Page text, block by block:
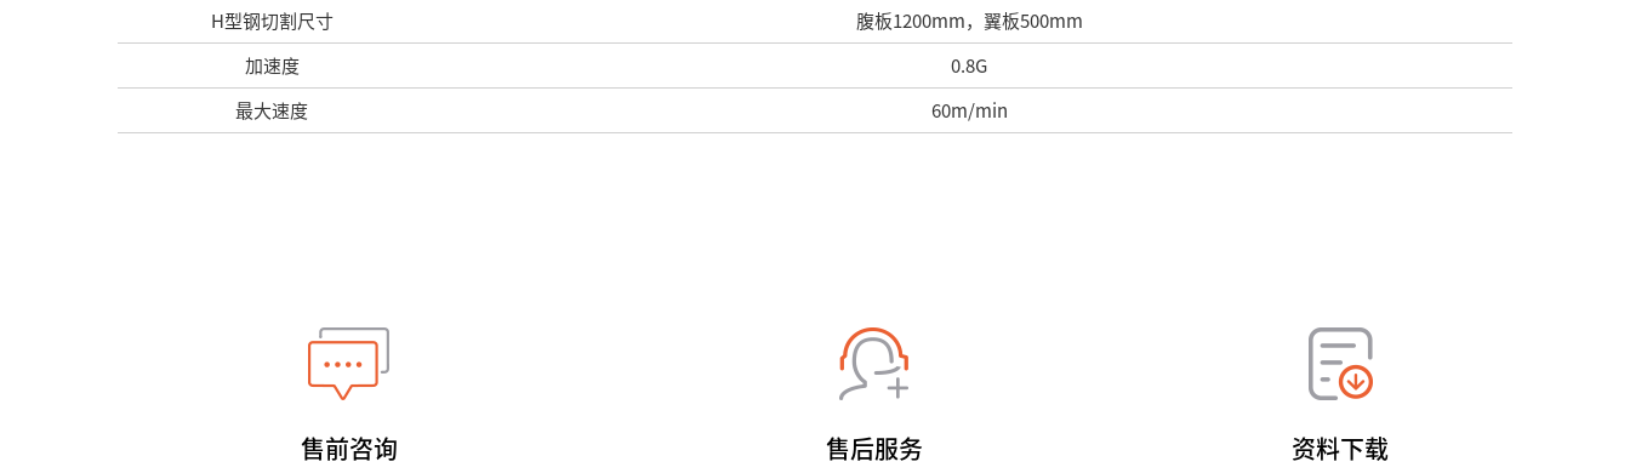
H型钢切割尺寸
腹板1200mm，翼板500mm
加速度
0.8G
最大速度
60m/min
售前咨询 售后服务 资料下载